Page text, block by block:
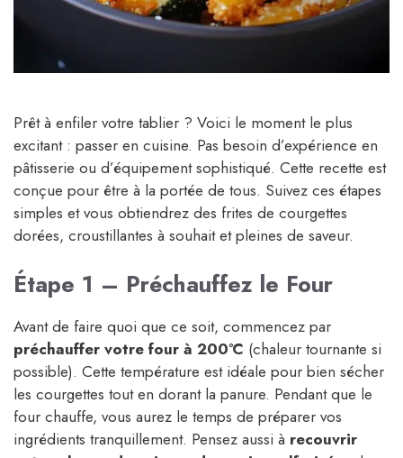
Prêt à enfiler votre tablier ? Voici le moment le plus
excitant : passer en cuisine. Pas besoin d’expérience en
pâtisserie ou d’équipement sophistiqué. Cette recette est
conçue pour être à la portée de tous. Suivez ces étapes
simples et vous obtiendrez des frites de courgettes
dorées, croustillantes à souhait et pleines de saveur.
Étape 1 – Préchauffez le Four
Avant de faire quoi que ce soit, commencez par
préchauffer votre four à 200°C (chaleur tournante si
possible). Cette température est idéale pour bien sécher
les courgettes tout en dorant la panure. Pendant que le
four chauffe, vous aurez le temps de préparer vos
ingrédients tranquillement. Pensez aussi à recouvrir